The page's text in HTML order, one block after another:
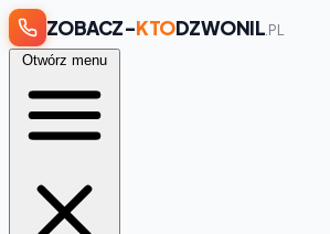
ZOBACZ-KTODZWONIL .PL
Otwórz menu